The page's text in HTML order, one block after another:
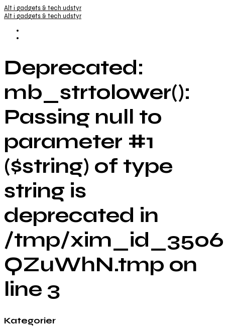
Alt i gadgets & tech udstyr
Alt i gadgets & tech udstyr
Deprecated:
mb_strtolower():
Passing null to
parameter #1
($string) of type
string is
deprecated in
/tmp/
QZuWhN.tmp on
line 3
Kategorier